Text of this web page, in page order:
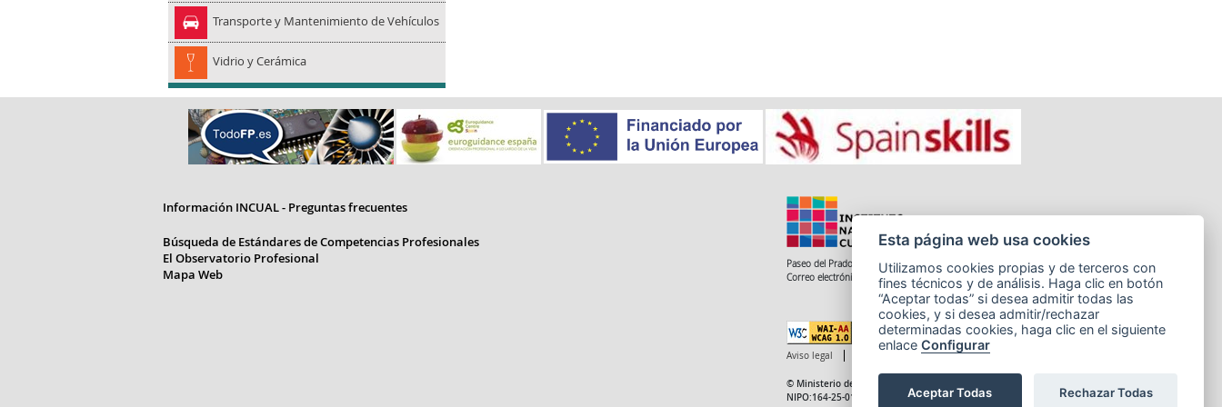
Transporte y Mantenimiento de Vehículos
Vidrio y Cerámica
Información INCUAL - Preguntas frecuentes
Búsqueda de Estándares de Competencias Profesionales
El Observatorio Profesional
Mapa Web
Paseo del Prado 28, 1ª Planta - 28014 Madrid
Correo electrónico: informacion.incual@educacion.gob.es
Aviso legal Cookies
© Ministerio de Educación, Formación Profesional y Deportes
NIPO:164-25-014-X
Esta página web usa cookies
Utilizamos cookies propias y de terceros con
fines técnicos y de análisis. Haga clic en botón
“Aceptar todas” si desea admitir todas las
cookies, y si desea admitir/rechazar
determinadas cookies, haga clic en el siguiente
enlace Configurar
Aceptar Todas Rechazar Todas